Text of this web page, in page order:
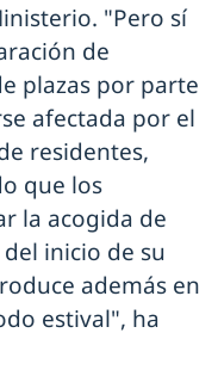
"Pero sí
de
plazas por parte
afectada por el
residentes,
que los
la acogida de
inicio de su
además en
estival", ha